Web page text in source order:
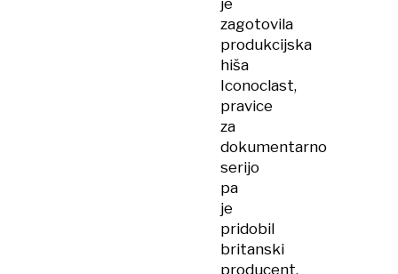
je
zagotovila
produkcijska
hiša
Iconoclast,
pravice
za
dokumentarno
serijo
pa
je
pridobil
britanski
producent,